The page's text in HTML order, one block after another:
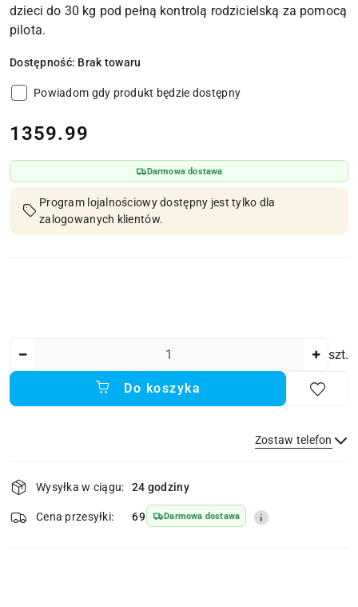
dzieci do 30 kg pod pełną kontrolą rodzicielską za pomocą
pilota.
Dostępność: Brak towaru
Powiadom gdy produkt będzie dostępny
cena:
1359.99
Darmowa dostawa
Program lojalnościowy dostępny jest tylko dla
zalogowanych klientów.
szt.
Do koszyka
Zostaw telefon
Wyślij
Dostępność
i
dostawa
Wysyłka w ciągu: 24 godziny
Cena przesyłki: 69 Darmowa dostawa